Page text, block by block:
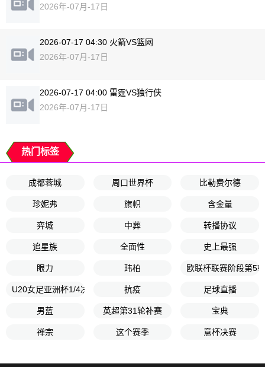
2026年-07月-17日
2026-07-17 04:30 火箭VS篮网
2026年-07月-17日
2026-07-17 04:00 雷霆VS独行侠
2026年-07月-17日
热门标签
成都蓉城 周口世界杯 比勒费尔德
珍妮弗 旗帜 含金量
弈城 中葬 转播协议
追星族 全面性 史上最强
眼力 玮柏 欧联杯联赛阶段第5
U20女足亚洲杯1/4决赛 抗疫 足球直播
男蓝 英超第31轮补赛 宝典
禅宗 这个赛季 意杯决赛